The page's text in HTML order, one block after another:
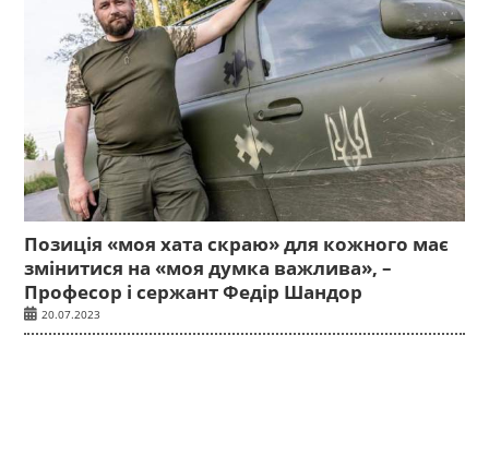
Позиція «моя хата скраю» для кожного має
змінитися на «моя думка важлива», –
Професор і сержант Федір Шандор
20.07.2023